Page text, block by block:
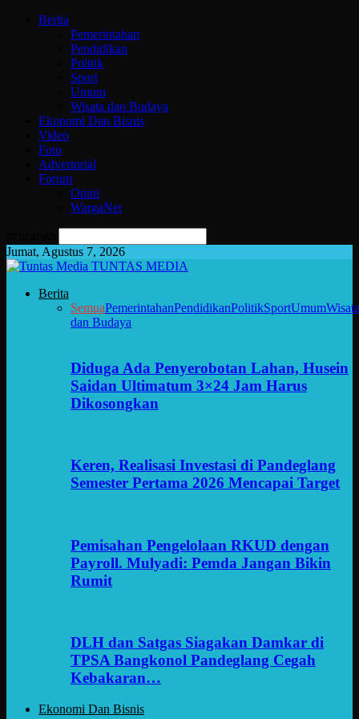
Berita
Pemerintahan
Pendidikan
Politik
Sport
Umum
Wisata dan Budaya
Ekonomi Dan Bisnis
Video
Foto
Advertorial
Forum
Opini
WargaNet
Jumat, Agustus 7, 2026
TUNTAS MEDIA
Berita
SemuaPemerintahanPendidikanPolitikSportUmumWisata
dan Budaya
Diduga Ada Penyerobotan Lahan, Husein
Saidan Ultimatum 3×24 Jam Harus
Dikosongkan
Keren, Realisasi Investasi di Pandeglang
Semester Pertama 2026 Mencapai Target
Pemisahan Pengelolaan RKUD dengan
Payroll. Mulyadi: Pemda Jangan Bikin
Rumit
DLH dan Satgas Siagakan Damkar di
TPSA Bangkonol Pandeglang Cegah
Kebakaran…
Ekonomi Dan Bisnis